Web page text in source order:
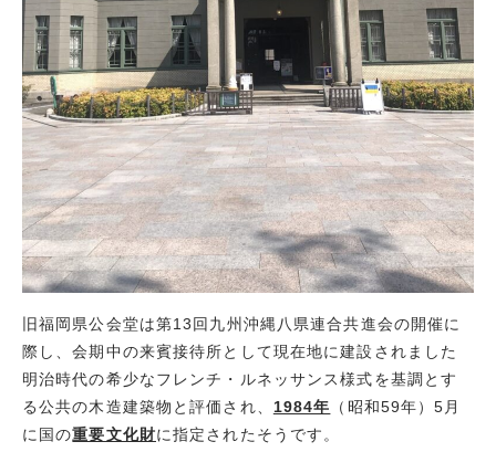
旧福岡県公会堂は第13回九州沖縄八県連合共進会の開催に
際し、会期中の来賓接待所として現在地に建設されました
明治時代の希少なフレンチ・ルネッサンス様式を基調とす
る公共の木造建築物と評価され、 1984年 （昭和59年）5月
に国の重要文化財に指定されたそうです。